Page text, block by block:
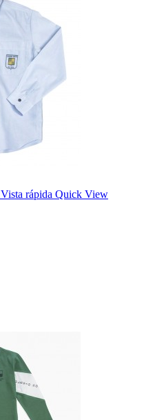
Vista rápida Quick View